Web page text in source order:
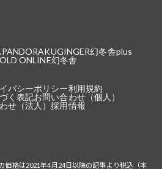
GINGER幻冬舎plus
ONLINE幻冬舎
バシーポリシー利用規約
く表記お問い合わせ（個人）
せ（法人）採用情報
価格は2021年4月24日以降の記事より税込（本